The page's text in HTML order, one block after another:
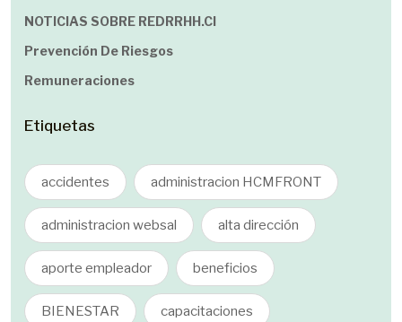
NOTICIAS SOBRE REDRRHH.cl
Prevención De Riesgos
Remuneraciones
Etiquetas
accidentes administracion HCMFRONT
administracion websal alta dirección
aporte empleador beneficios
BIENESTAR capacitaciones